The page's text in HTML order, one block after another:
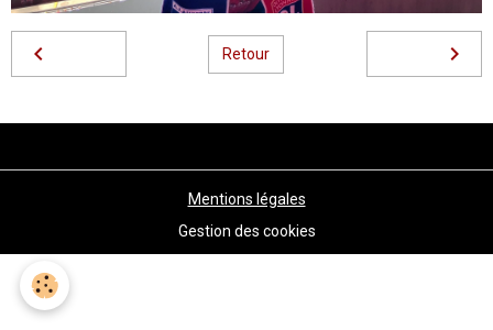
Retour
Mentions légales
Gestion des cookies